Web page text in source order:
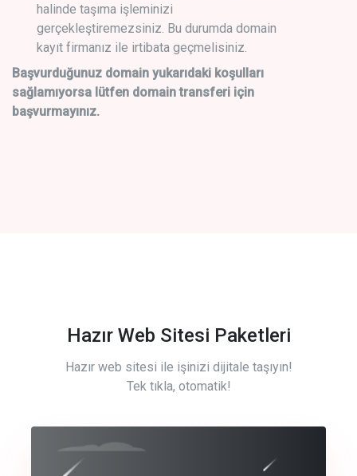
halinde taşıma işleminizi
gerçekleştiremezsiniz. Bu durumda domain
kayıt firmanız ile irtibata geçmelisiniz.
Başvurduğunuz domain yukarıdaki koşulları
sağlamıyorsa lütfen domain transferi için
başvurmayınız.
Hazır Web Sitesi Paketleri
Hazır web sitesi ile işinizi dijitale taşıyın!
Tek tıkla, otomatik!